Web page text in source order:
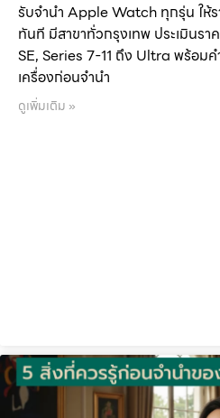
รับจำนำ Apple Watch ทุกรุ่น ให้ร
ทันที มีสาขาทั่วกรุงเทพ ประเมินรา
SE, Series 7-11 ถึง Ultra พร้อมค
เครื่องก่อนจำนำ
ดูเพิ่มเติม »